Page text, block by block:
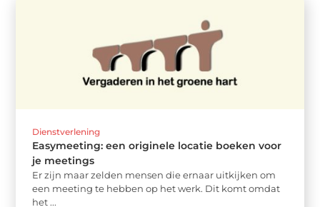
Dienstverlening
Easymeeting: een originele locatie boeken voor
je meetings
Er zijn maar zelden mensen die ernaar uitkijken om
een meeting te hebben op het werk. Dit komt omdat
het ...